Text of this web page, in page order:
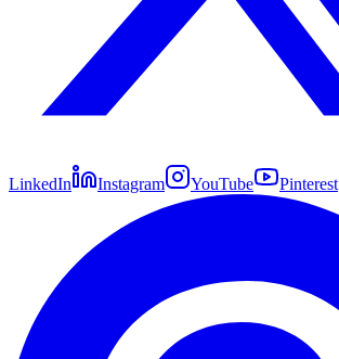
LinkedIn Instagram YouTube Pinterest